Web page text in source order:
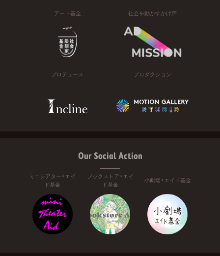
アート基金 社会を動かすかけ声
プロデュース プロダクション
Our Social Action
ミニシアター・エイ
ド基金
ブックストア・エイ
ド基金
小劇場・エイド基金